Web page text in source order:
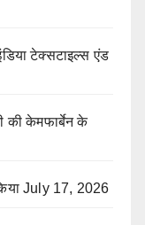
टेक्सटाइल्स एंड
की केमफार्बेन के
July 17, 2026